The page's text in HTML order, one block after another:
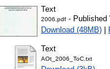
Text
2006.pdf - Published
Download (48MB)
Text
AOt_2006_ToC.txt